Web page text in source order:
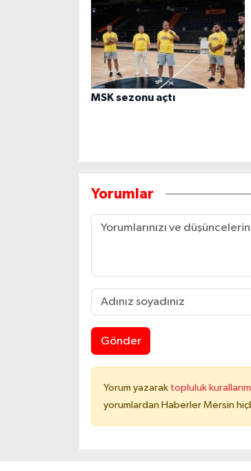
MSK sezonu açtı
Yorumlar
Gönder
Yorum yazarak topluluk
yorumlardan Haberler Mersin